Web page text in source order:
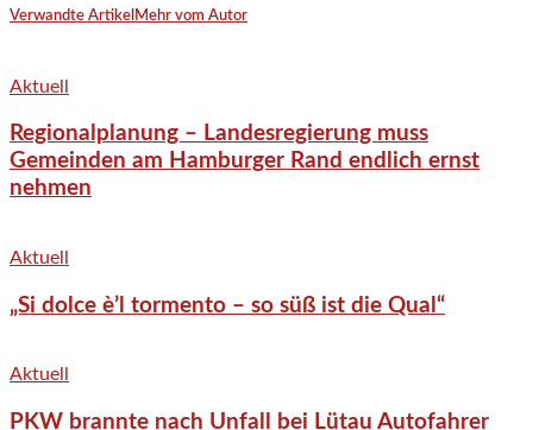
Verwandte Artikel Mehr vom Autor
Aktuell
Regionalplanung – Landesregierung muss
Gemeinden am Hamburger Rand endlich ernst
nehmen
Aktuell
„Si dolce è’l tormento – so süß ist die Qual“
Aktuell
PKW brannte nach Unfall bei Lütau Autofahrer